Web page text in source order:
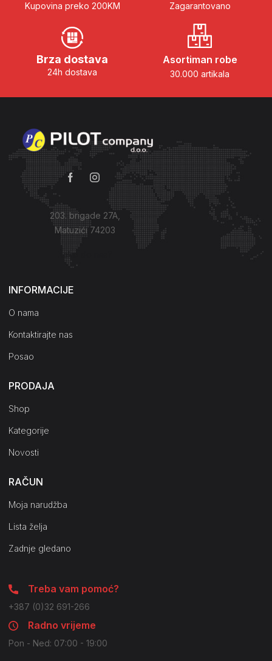
Kupovina preko 200KM Zagarantovano
Brza dostava
24h dostava
Asortiman robe
30.000 artikala
203. brigade 27A,
Matuzići 74203
Kako do nas?
INFORMACIJE
O nama
Kontaktirajte nas
Posao
PRODAJA
Shop
Kategorije
Novosti
RAČUN
Moja narudžba
Lista želja
Zadnje gledano
Treba vam pomoć?
+387 (0)32 691-266
Radno vrijeme
Pon - Ned: 07:00 - 19:00